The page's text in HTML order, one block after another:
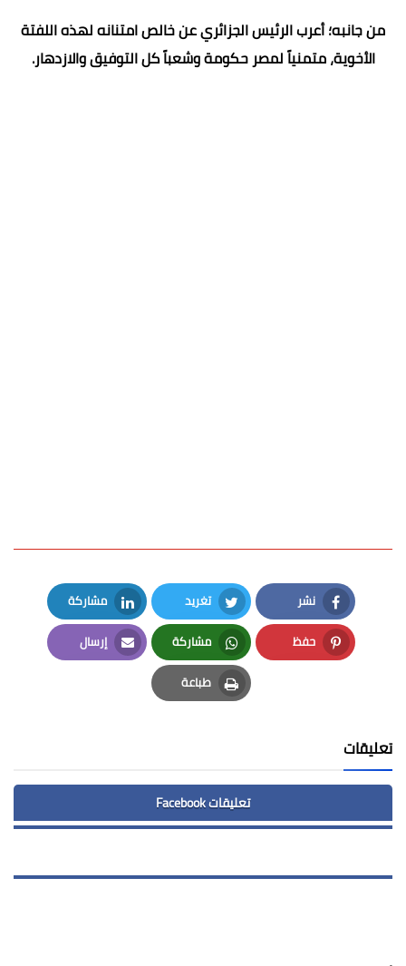
من جانبه؛ أعرب الرئيس الجزائري عن خالص امتنانه لهذه اللفتة
الأخوية، متمنياً لمصر حكومة وشعباً كل التوفيق والازدهار.
نشر
Facebook
تغريد
Twitter
مشاركة
LinkedIn
حفظ
Pinterest
مشاركة
Whatsapp
إرسال
Email
طباعة
Print
تعليقات
تعليقات Facebook